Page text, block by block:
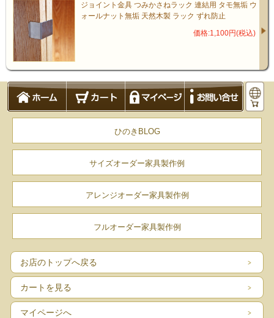
美しさと強さを兼ね備えた、ロッ
キング構造
テレビ台やフロアーテーブルの脚など、使
い方は無限です
ジョイント金具 つみかさねラック 連結用 タモ無垢 ウ
ォールナット無垢 天然木製 ラック ずれ防止
価格:1,100円(税込)
ひのきBLOG
サイズオーダー家具製作例
アレンジオーダー家具製作例
フルオーダー家具製作例
お店のトップへ戻る
カートを見る
マイページへ